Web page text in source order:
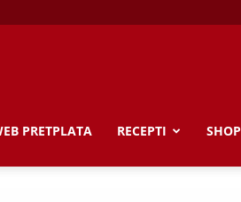
PRETPLATA RECEPTI SHOP